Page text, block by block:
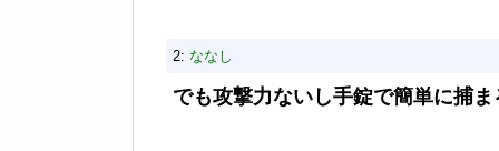
2: ななし
でも攻撃力ないし手錠で簡単に捕ま